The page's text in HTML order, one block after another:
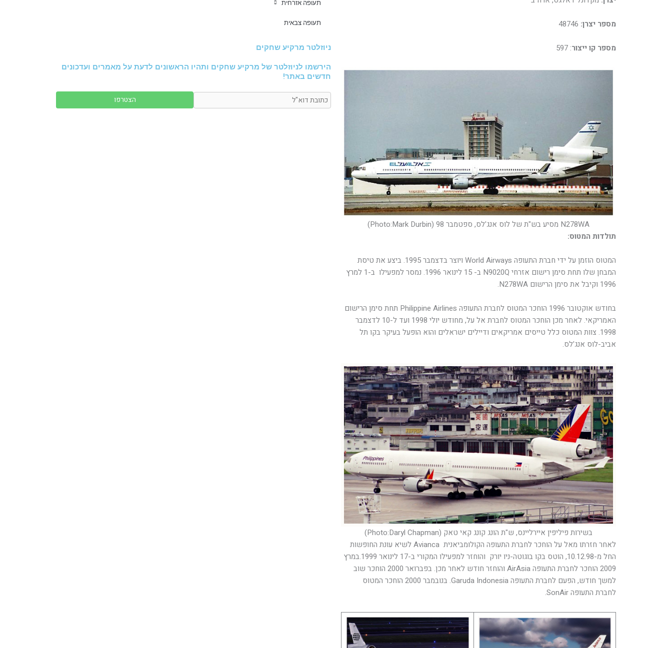
מספר יצרן:
מספר קו ייצור: 597
N278WA מסיע בש"ת של לוס אנג'לס, ספטמבר 98 (Photo:Mark Durbin)
תולדות המטוס:
המטוס הוזמן על ידי חברת התעופה World Airways ויוצר בדצמבר 1995. ביצע את טיסת
המבחן שלו תחת סימן רישום אזרחי N9020Q ב- 15 לינואר 1996. נמסר למפעילו ב-1 למרץ
1996 וקיבל את סימן הרישום N278WA.
בחודש אוקטובר 1996 הוחכר המטוס לחברת התעופה Philippine Airlines תחת סימן הרישום
האמריקאי. לאחר מכן הוחכר המטוס לחברת אל על, מחודש יולי 1998 ועד ל-10 לדצמבר
1998. צוות המטוס כלל טייסים אמריקאים ודיילים ישראלים והוא הופעל בעיקר בקו תל
אביב-לוס אנג'לס.
בשירות פיליפין איירליינס, ש"ת הונג קונג קאי טאק (Photo:Daryl Chapman)
לאחר חזרתו מאל על הוחכר לחברת התעופה הקולומביאנית Avianca לשיא עונת החופשות
החל מ-10.12.98, הוטס בקו בוגוטה-ניו יורק והוחזר למפעילו המקורי ב-17 לינואר 1999.במרץ
2009 הוחכר לחברת התעופה AirAsia והוחזר חודש לאחר מכן. בפברואר 2000 הוחכר שוב
למשך חודש, הפעם לחברת התעופה Garuda Indonesia. בנובמבר 2000 הוחכר המטוס
לחברת התעופה SonAir.
תעופה אזרחית
תעופה צבאית
ניוזלטר מרקיע שחקים
הירשמו לניוזלטר של מרקיע שחקים ותהיו הראשונים לדעת על מאמרים ועדכונים
חדשים באתר!